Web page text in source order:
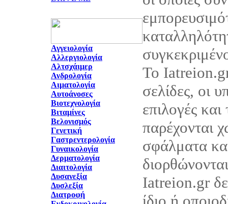
Αγγειολογία
Αλλεργιολογία
Αλτσχάιμερ
Ανδρολογία
Αιματολογία
Αυτοάνοσες
Βιοτεχνολογία
Βιταμίνες
Βελονισμός
Γενετική
Γαστρεντερολογία
Γυναικολογία
Δερματολογία
Διαιτολογία
Δυσανεξία
Δυσλεξία
Διατροφή
Το Iatreion.gr
σελίδες, οι
επιλογές
παρέχονται
σφάλματα
Iatreion.gr